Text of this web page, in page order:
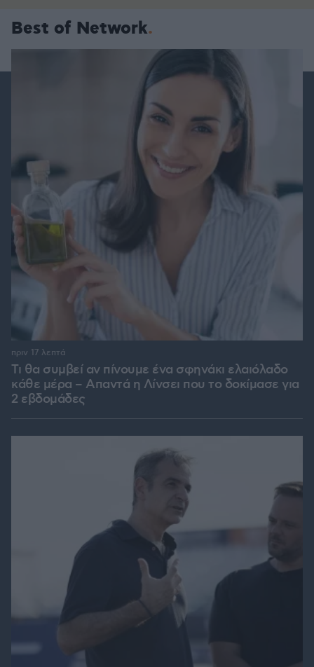
Best of Network
Τι θα συμβεί αν πίνουμε ένα σφηνάκι ελαιόλαδο
κάθε μέρα – Απαντά η Λίνσει που το δοκίμασε για
2 εβδομάδες
πριν 17 λεπτά